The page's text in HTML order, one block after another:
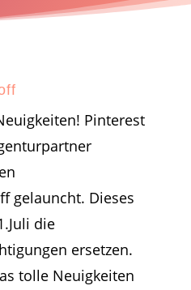
Pinterest
gelauncht. Dieses
die
ersetzen.
tolle Neuigkeiten